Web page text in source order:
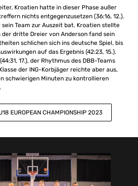
Kroatien hatte in dieser Phase außer
nichts entgegenzusetzen (36:16, 12.).
Team zur Auszeit bat. Kroatien stellte
dritte Dreier von Anderson fand sein
schlichen sich ins deutsche Spiel, bis
auf das Ergebnis (42:23, 15.).
17.), der Rhythmus des DBB-Teams
der ING-Korbjäger reichte aber aus,
schwierigen Minuten zu kontrollieren
EUROPEAN CHAMPIONSHIP 2023